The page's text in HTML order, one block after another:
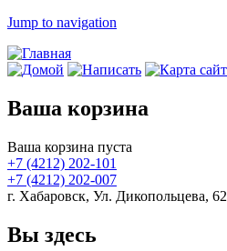
Jump to navigation
Ваша корзина
Ваша корзина пуста
+7 (4212) 202-101
+7 (4212) 202-007
г. Хабаровск, Ул. Дикопольцева, 62
Вы здесь